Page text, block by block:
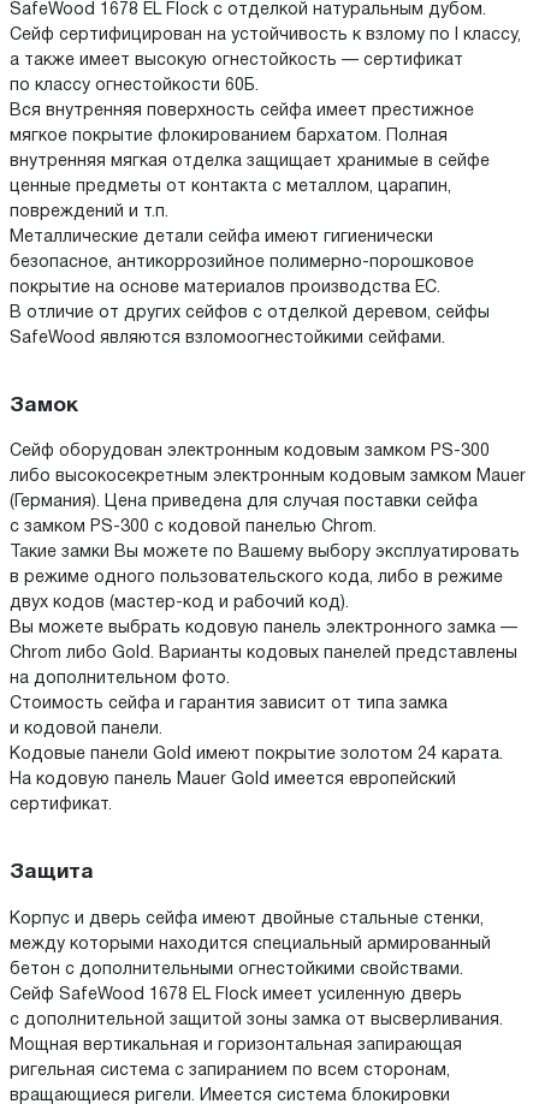
SafeWood 1678 EL Flock с отделкой натуральным дубом.
Сейф сертифицирован на устойчивость к взлому по I классу,
а также имеет высокую огнестойкость — сертификат
по классу огнестойкости 60Б.
Вся внутренняя поверхность сейфа имеет престижное
мягкое покрытие флокированием бархатом. Полная
внутренняя мягкая отделка защищает хранимые в сейфе
ценные предметы от контакта с металлом, царапин,
повреждений и т.п.
Металлические детали сейфа имеют гигиенически
безопасное, антикоррозийное полимерно-порошковое
покрытие на основе материалов производства ЕС.
В отличие от других сейфов с отделкой деревом, сейфы
SafeWood являются взломоогнестойкими сейфами.
Замок
Сейф оборудован электронным кодовым замком PS-300
либо высокосекретным электронным кодовым замком Mauer
(Германия). Цена приведена для случая поставки сейфа
с замком PS-300 с кодовой панелью Chrom.
Такие замки Вы можете по Вашему выбору эксплуатировать
в режиме одного пользовательского кода, либо в режиме
двух кодов (мастер-код и рабочий код).
Вы можете выбрать кодовую панель электронного замка —
Chrom либо Gold. Варианты кодовых панелей представлены
на дополнительном фото.
Стоимость сейфа и гарантия зависит от типа замка
и кодовой панели.
Кодовые панели Gold имеют покрытие золотом 24 карата.
На кодовую панель Mauer Gold имеется европейский
сертификат.
Защита
Корпус и дверь сейфа имеют двойные стальные стенки,
между которыми находится специальный армированный
бетон с дополнительными огнестойкими свойствами.
Сейф SafeWood 1678 EL Flock имеет усиленную дверь
с дополнительной защитой зоны замка от высверливания.
Мощная вертикальная и горизонтальная запирающая
ригельная система с запиранием по всем сторонам,
вращающиеся ригели. Имеется система блокировки